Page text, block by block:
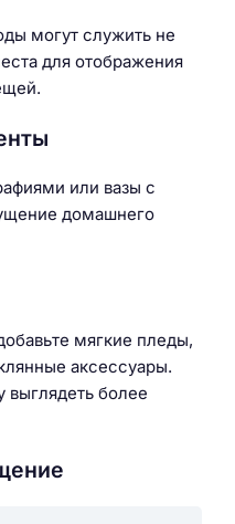
могут служить не
для отображения
или вазы с
домашнего
мягкие пледы,
аксессуары.
более